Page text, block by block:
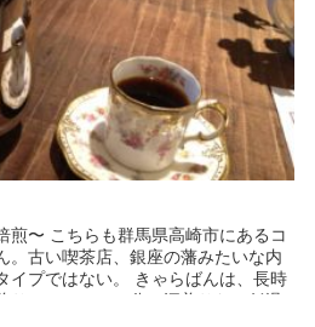
煎〜 こちらも群馬県高崎市にあるコ
。古い喫茶店、銀座の藩みたいな内
イプではない。 きゃらばんは、長時
りで２５～３０分。深煎りだと低温